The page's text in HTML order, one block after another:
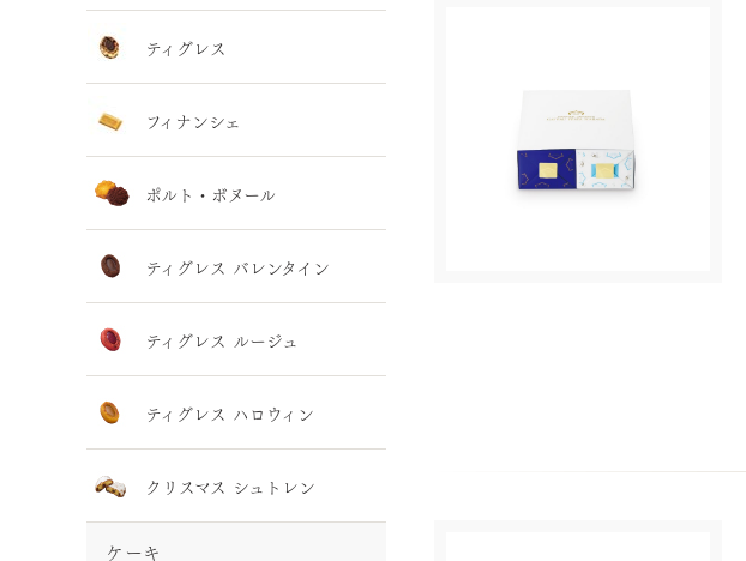
ティグレス
フィナンシェ
ポルト・ボヌール
ティグレス バレンタイン
ティグレス ルージュ
ティグレス ハロウィン
クリスマス シュトレン
ケーキ